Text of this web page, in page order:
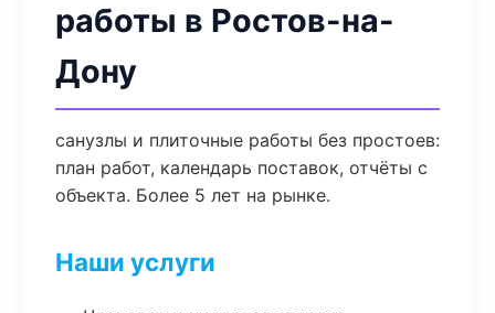
работы в Ростов-на-
Дону
санузлы и плиточные работы без простоев:
план работ, календарь поставок, отчёты с
объекта. Более 5 лет на рынке.
Наши услуги